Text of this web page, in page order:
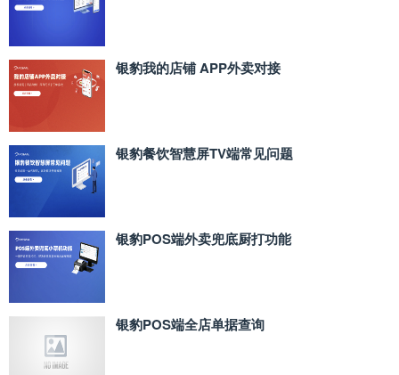
银豹我的店铺 APP外卖对接
银豹餐饮智慧屏TV端常见问题
银豹POS端外卖兜底厨打功能
银豹POS端全店单据查询